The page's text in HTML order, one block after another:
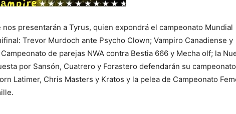
presentarán a Tyrus, quien expondrá el campeonato Mundial
Trevor Murdoch ante Psycho Clown; Vampiro Canadiense y
de parejas NWA contra Bestia 666 y Mecha olf; la
por Sansón, Cuatrero y Forastero defendarán su
Latimer, Chris Masters y Kratos y la pelea de Campeonato